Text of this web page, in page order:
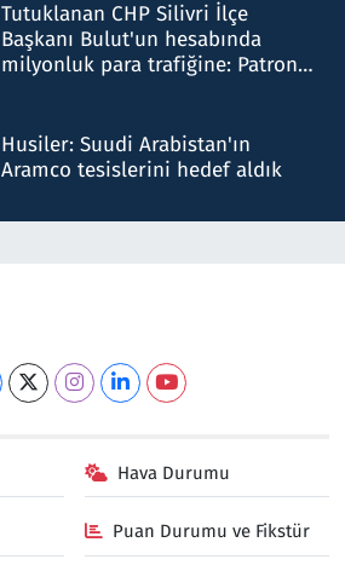
Tutuklanan CHP Silivri İlçe
Başkanı Bulut'un hesabında
milyonluk para trafiğine: Patron
Husiler: Suudi Arabistan'ın
Aramco tesislerini hedef aldık
Hava Durumu
Puan Durumu ve Fikstür